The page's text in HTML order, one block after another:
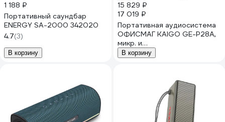
1 188 ₽
Портативный саундбар
ENERGY SA-2000 342020
4.7(3)
В корзину
15 829 ₽
17 019 ₽
Портативная аудиосистема
ОФИСМАГ KAIGO GE-P28A,
микр. и
SD,AUX,LED, 514227
В корзину